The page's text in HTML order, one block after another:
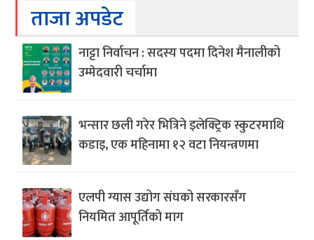
ताजा अपडेट
नाट्टा निर्वाचन : सदस्य पदमा दिनेश मैनालीको
उम्मेदवारी चर्चामा
भन्सार छली गरेर भित्रिने इलेक्ट्रिक स्कुटरमाथि
कडाइ, एक महिनामा १२ वटा नियन्त्रणमा
एलपी ग्यास उद्योग संघको सरकारसँग
नियमित आपूर्तिको माग